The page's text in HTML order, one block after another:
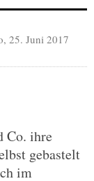
25. Juni 2017
Co. ihre
gebastelt
im